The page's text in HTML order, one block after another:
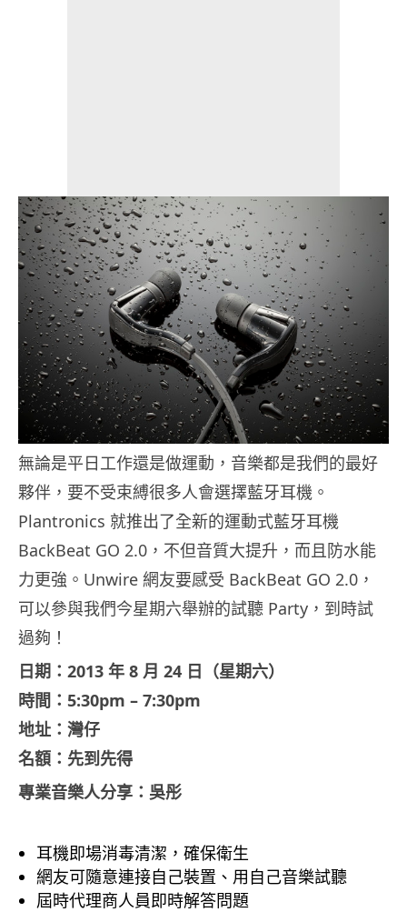
無論是平日工作還是做運動，音樂都是我們的最好
夥伴，要不受束縛很多人會選擇藍牙耳機。
Plantronics 就推出了全新的運動式藍牙耳機
BackBeat GO 2.0，不但音質大提升，而且防水能
力更強。Unwire 網友要感受 BackBeat GO 2.0，
可以參與我們今星期六舉辦的試聽 Party，到時試
過夠！
日期：2013 年 8 月 24 日（星期六）
時間：5:30pm – 7:30pm
地址：灣仔
名額：先到先得
專業音樂人分享：吳彤
耳機即場消毒清潔，確保衛生
網友可隨意連接自己裝置、用自己音樂試聽
屆時代理商人員即時解答問題